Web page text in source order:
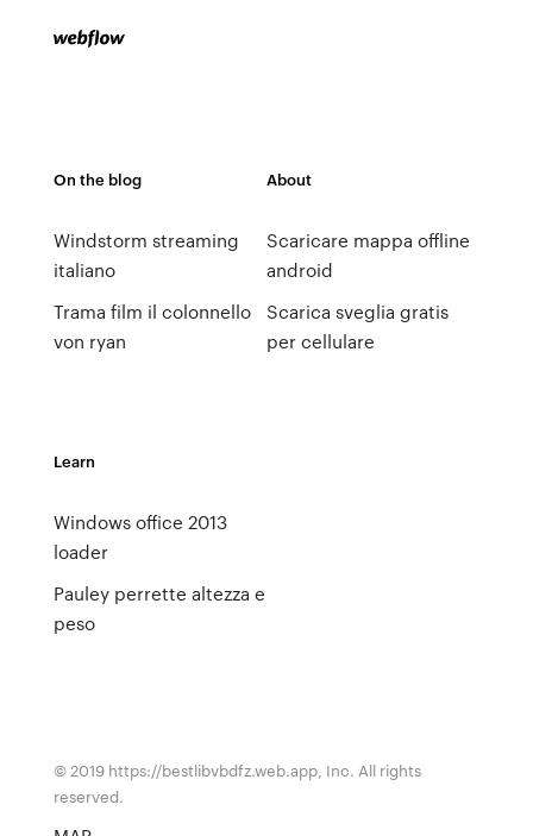
On the blog
Windstorm streaming
italiano
Trama film il colonnello
von ryan
About
Scaricare mappa offline
android
Scarica sveglia gratis
per cellulare
Learn
Windows office 2013
loader
Pauley perrette altezza e
peso
© 2019 https://bestlibvbdfz.web.app, Inc. All rights
reserved.